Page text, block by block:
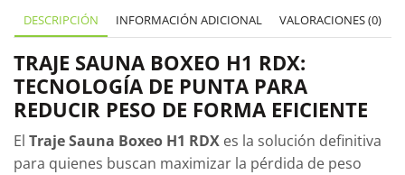
DESCRIPCIÓN INFORMACIÓN ADICIONAL VALORACIONES (0)
TRAJE SAUNA BOXEO H1 RDX:
TECNOLOGÍA DE PUNTA PARA
REDUCIR PESO DE FORMA EFICIENTE
El Traje Sauna Boxeo H1 RDX es la solución definitiva
para quienes buscan maximizar la pérdida de peso